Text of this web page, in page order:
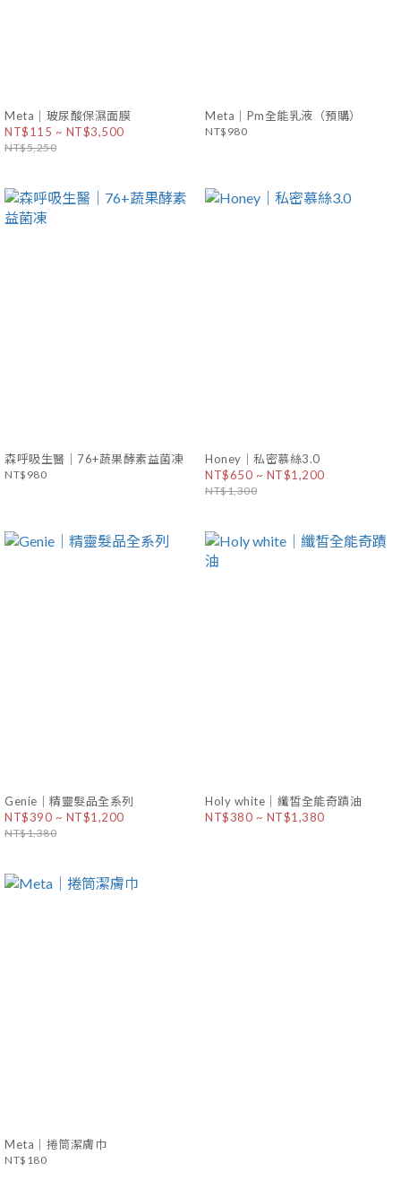
Meta｜玻尿酸保濕面膜
NT$115 ~ NT$3,500
NT$5,250
Meta｜Pm全能乳液（預購）
NT$980
森呼吸生醫｜76+蔬果酵素益菌凍
NT$980
Honey｜私密慕絲3.0
NT$650 ~ NT$1,200
NT$1,300
Genie｜精靈髮品全系列
NT$390 ~ NT$1,200
NT$1,380
Holy white｜纖皙全能奇蹟油
NT$380 ~ NT$1,380
Meta｜捲筒潔膚巾
NT$180